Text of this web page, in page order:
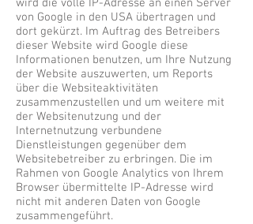
wird die volle IP-Adresse an einen Server
von Google in den USA übertragen und
dort gekürzt. Im Auftrag des Betreibers
dieser Website wird Google diese
Informationen benutzen, um Ihre Nutzung
der Website auszuwerten, um Reports
über die Websiteaktivitäten
zusammenzustellen und um weitere mit
der Websitenutzung und der
Internetnutzung verbundene
Dienstleistungen gegenüber dem
Websitebetreiber zu erbringen. Die im
Rahmen von Google Analytics von Ihrem
Browser übermittelte IP-Adresse wird
nicht mit anderen Daten von Google
zusammengeführt.